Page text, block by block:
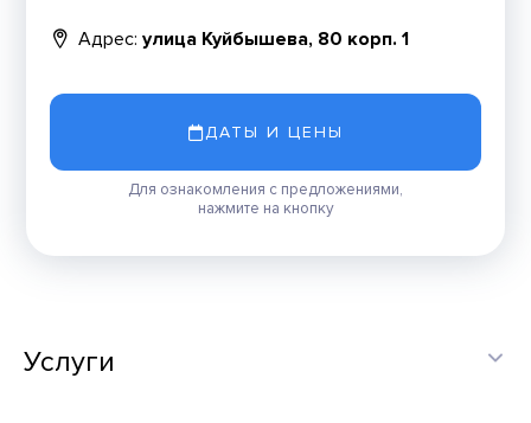
Адрес: улица Куйбышева, 80 корп. 1
ДАТЫ И ЦЕНЫ
Для ознакомления с предложениями,
нажмите на кнопку
Услуги